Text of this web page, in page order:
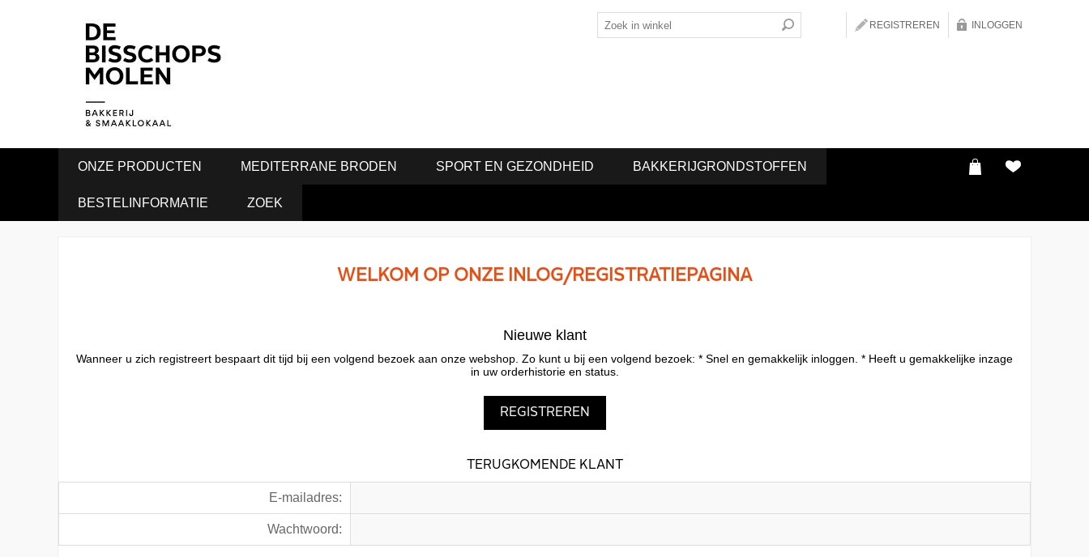
REGISTREREN INLOGGEN
ONZE PRODUCTEN MEDITERRANE BRODEN SPORT EN GEZONDHEID BAKKERIJGRONDSTOFFEN
BESTELINFORMATIE ZOEK
WELKOM OP ONZE INLOG/REGISTRATIEPAGINA
Nieuwe klant
Wanneer u zich registreert bespaart dit tijd bij een volgend bezoek aan onze webshop. Zo kunt u bij een volgend bezoek: * Snel en gemakkelijk inloggen. * Heeft u gemakkelijke inzage
in uw orderhistorie en status.
TERUGKOMENDE KLANT
E-mailadres:
Wachtwoord: